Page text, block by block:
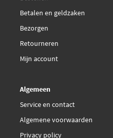
Vemo V21-01-0003
Betalen en geldzaken
Bezorgen
Retourneren
Mijn account
Algemeen
Service en contact
Algemene voorwaarden
Privacy policy